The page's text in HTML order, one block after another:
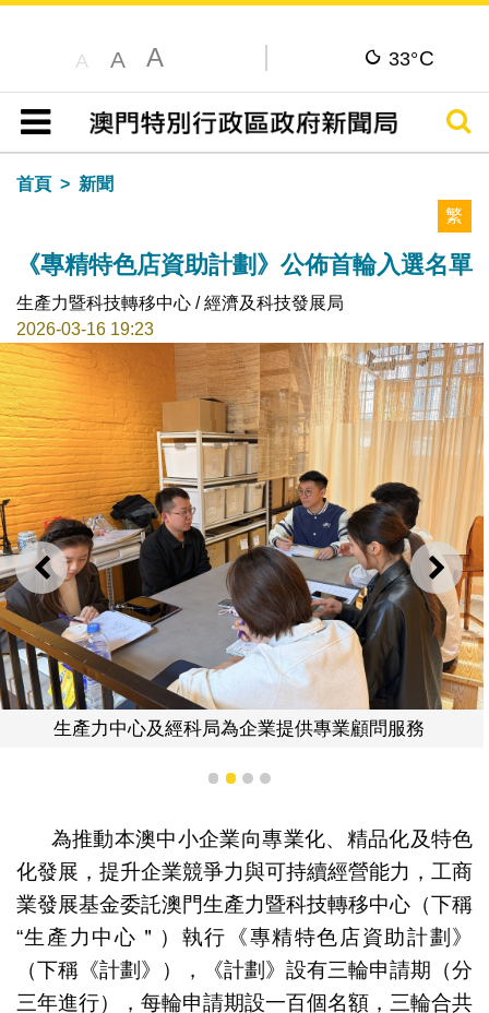
A A A 33°C
目錄
搜尋
首頁
新聞
繁
《專精特色店資助計劃》公佈首輪入選名單
生產力暨科技轉移中心 / 經濟及科技發展局
2026-03-16 19:23
上一則 下一
生產力中心及經科局為企業提供專業顧問服務
1 2 3 4
為推動本澳中小企業向專業化、精品化及特色
化發展，提升企業競爭力與可持續經營能力，工商
業發展基金委託澳門生產力暨科技轉移中心（下稱
“生產力中心＂）執行《專精特色店資助計劃》
（下稱《計劃》），《計劃》設有三輪申請期（分
三年進行），每輪申請期設一百個名額，三輪合共